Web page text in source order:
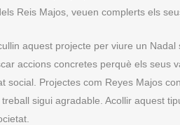
Reis Majos, veuen complerts els
aquest projecte per viure un
accions concretes perquè els seus
social. Projectes com Reyes Majos
sigui agradable. Acollir aquest